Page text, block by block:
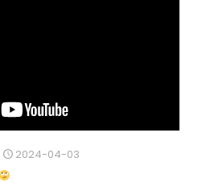
2024-04-03